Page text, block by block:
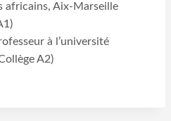
africains, Aix-Marseille
à l’université
A2)